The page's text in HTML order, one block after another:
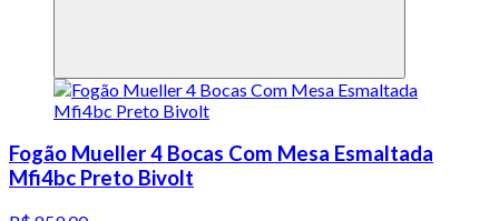
Fogão Mueller 4 Bocas Com Mesa Esmaltada
Mfi4bc Preto Bivolt